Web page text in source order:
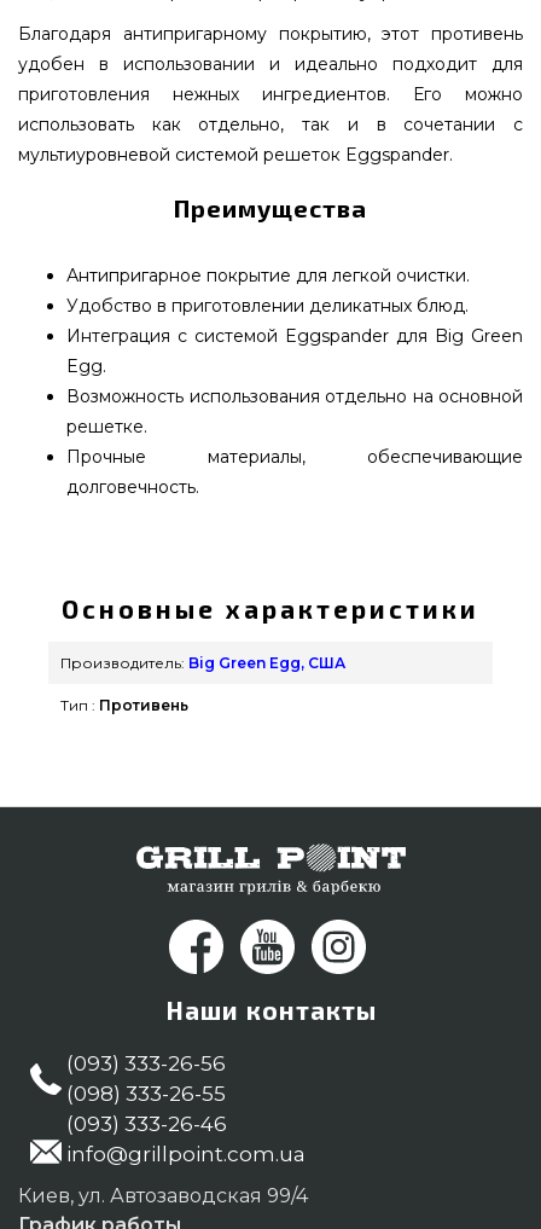
Благодаря антипригарному покрытию, этот противень
удобен в использовании и идеально подходит для
приготовления нежных ингредиентов. Его можно
использовать как отдельно, так и в сочетании с
мультиуровневой системой решеток Eggspander.
Преимущества
Антипригарное покрытие для легкой очистки.
Удобство в приготовлении деликатных блюд.
Интеграция с системой Eggspander для Big Green
Egg.
Возможность использования отдельно на основной
решетке.
Прочные материалы, обеспечивающие
долговечность.
самых лучших брендов Big Green Egg, США по
выгодной цене всего 3 400 грн. в интернет
каталоге грилей и барбекью grillpoint.com.ua
каталоге интернет магазина GrillPoint. Позвоните
регионах: Харьков, Павлоград, Луцк
Основные характеристики
Производитель: Big Green Egg, США
Тип : Противень
Наши контакты
(093) 333-26-56
(098) 333-26-55
(093) 333-26-46
info@grillpoint.com.ua
Киев, ул. Автозаводская 99/4